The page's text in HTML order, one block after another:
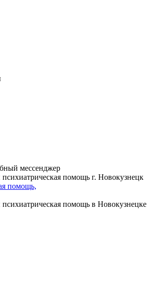
мессенджер
психиатрическая помощь г. Новокузнецк
помощь,
психиатрическая помощь в Новокузнецке